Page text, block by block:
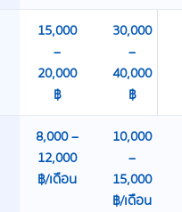
15,000
–
20,000
฿
30,000
–
40,000
฿
8,000 –
12,000
฿/เดือน
10,000
–
15,000
฿/เดือน